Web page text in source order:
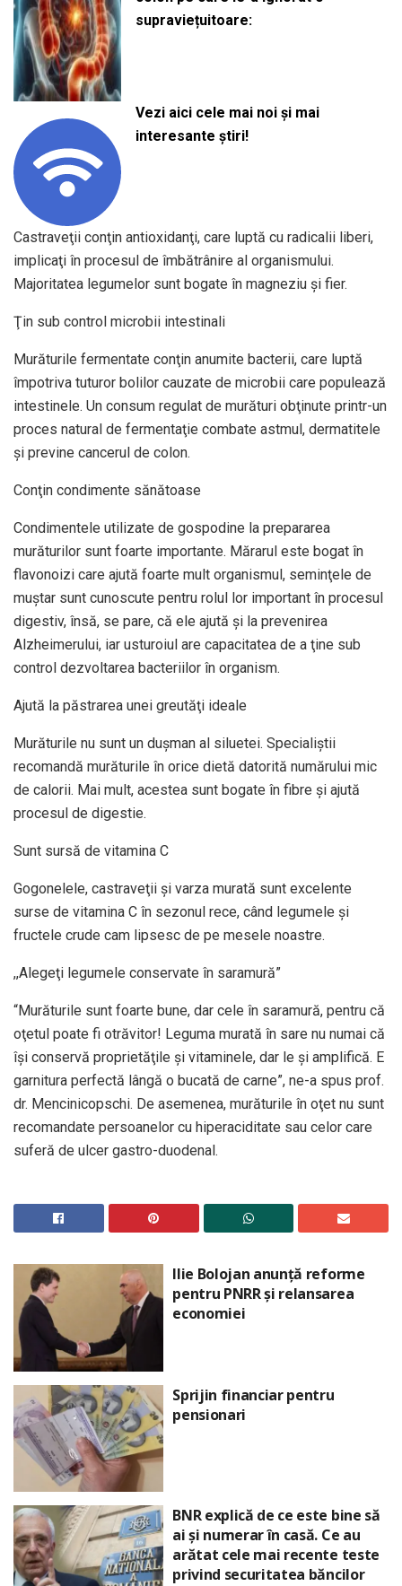
supraviețuitoare:
Vezi aici cele mai noi și mai
interesante știri!
Castraveţii conţin antioxidanţi, care luptă cu radicalii liberi,
implicaţi în procesul de îmbătrânire al organismului.
Majoritatea legumelor sunt bogate în magneziu şi fier.
Ţin sub control microbii intestinali
Murăturile fermentate conţin anumite bacterii, care luptă
împotriva tuturor bolilor cauzate de microbii care populează
intestinele. Un consum regulat de murături obţinute printr-un
proces natural de fermentaţie combate astmul, dermatitele
şi previne cancerul de colon.
Conţin condimente sănătoase
Condimentele utilizate de gospodine la prepararea
murăturilor sunt foarte importante. Mărarul este bogat în
flavonoizi care ajută foarte mult organismul, seminţele de
muştar sunt cunoscute pentru rolul lor important în procesul
digestiv, însă, se pare, că ele ajută şi la prevenirea
Alzheimerului, iar usturoiul are capacitatea de a ţine sub
control dezvoltarea bacteriilor în organism.
Ajută la păstrarea unei greutăţi ideale
Murăturile nu sunt un duşman al siluetei. Specialiştii
recomandă murăturile în orice dietă datorită numărului mic
de calorii. Mai mult, acestea sunt bogate în fibre şi ajută
procesul de digestie.
Sunt sursă de vitamina C
Gogonelele, castraveţii şi varza murată sunt excelente
surse de vitamina C în sezonul rece, când legumele şi
fructele crude cam lipsesc de pe mesele noastre.
,,Alegeţi legumele conservate în saramură”
“Murăturile sunt foarte bune, dar cele în saramură, pentru că
oţetul poate fi otrăvitor! Leguma murată în sare nu numai că
îşi conservă proprietăţile şi vitaminele, dar le şi amplifică. E
garnitura perfectă lângă o bucată de carne”, ne-a spus prof.
dr. Mencinicopschi. De asemenea, murăturile în oţet nu sunt
recomandate persoanelor cu hiperaciditate sau celor care
suferă de ulcer gastro-duodenal.
Ilie Bolojan anunță reforme
pentru PNRR și relansarea
economiei
Sprijin financiar pentru
pensionari
BNR explică de ce este bine să
ai și numerar în casă. Ce au
arătat cele mai recente teste
privind securitatea băncilor